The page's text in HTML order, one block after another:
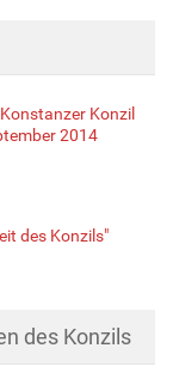
Konzil
2014
des Konzils"
des Konzils